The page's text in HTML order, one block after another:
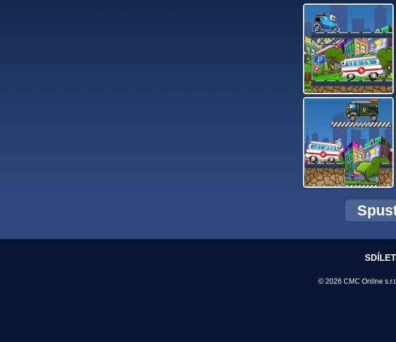
SDÍLET
© 2026 CMC Online